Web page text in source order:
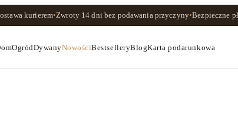
kurierem•Zwroty 14 dnibez podawania przyczyny•Bezpieczne
OgródDywanyNowościBestselleryBlogKarta podarunkowa